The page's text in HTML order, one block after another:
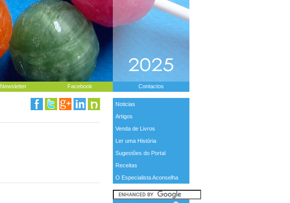
Newsletter Facebook Contactos
Noticias
Artigos
Venda de Livros
Ler uma História
Sugestões do Portal
Receitas
O Especialista Aconselha